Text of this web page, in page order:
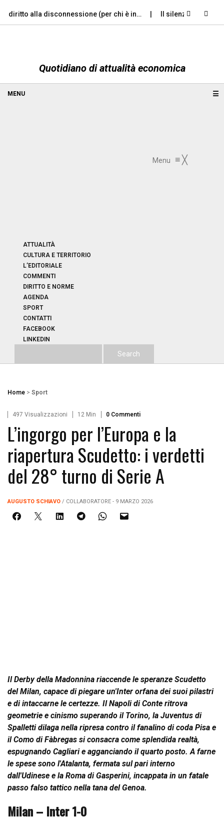
alla disconnessione (per chi è in… Il silenzio che
Quotidiano di attualità economica
Menu ≡ ╳
ATTUALITÀ
CULTURA E TERRITORIO
L’EDITORIALE
COMMENTI
DIRITTO E NORME
AGENDA
SPORT
CONTATTI
FACEBOOK
LINKEDIN
☰
Home > Sport
497 Visualizzazioni 12 Min 0 Commenti
L’ingorgo per l’Europa e la
riapertura Scudetto: i verdetti
del 28° turno di Serie A
AUGUSTO SCHIAVO / COLLABORATORE - 9 MARZO 2026
Il Derby della Madonnina riaccende le speranze Scudetto
del Milan, capace di piegare un'Inter orfana dei suoi pilastri
e di intaccarne le certezze. Il Napoli di Conte ritrova
geometrie e cinismo superando il Torino, la Juventus di
Spalletti dilaga nella ripresa contro il fanalino di coda Pisa e
il Como di Fàbregas si consacra come splendida realtà,
espugnando Cagliari e agganciando il quarto posto. A farne
le spese sono l'Atalanta, fermata sul pari interno
dall'Udinese e la Roma di Gasperini, incappata in un fatale
passo falso tattico nella tana del Genoa.
Milan – Inter 1-0